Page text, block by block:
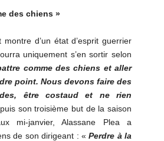
des chiens »
montre d’un état d’esprit guerrier
uniquement s’en sortir selon
comme des chiens et aller
point. Nous devons faire des
être costaud et ne rien
son troisième but de la saison
mi-janvier, Alassane Plea a
de son dirigeant : «Perdre à la